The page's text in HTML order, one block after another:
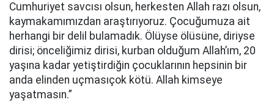
Cumhuriyet savcısı olsun, herkesten Allah razı olsun,
kaymakamımızdan araştırıyoruz. Çocuğumuza ait
herhangi bir delil bulamadık. Ölüyse ölüsüne, diriyse
dirisi; önceliğimiz dirisi, kurban olduğum Allah’ım, 20
yaşına kadar yetiştirdiğin çocuklarının hepsinin bir
anda elinden uçmasıçok kötü. Allah kimseye
yaşatmasın.”